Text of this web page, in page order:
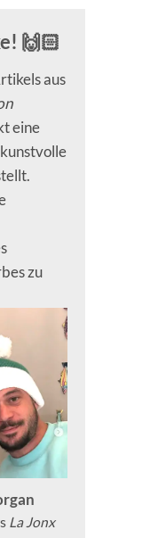
🙌🏻
aus
eine
zu
La Jonx